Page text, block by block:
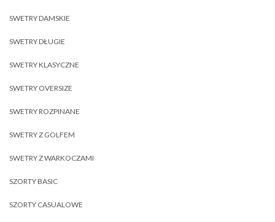
SWETRY DAMSKIE
SWETRY DŁUGIE
SWETRY KLASYCZNE
SWETRY OVERSIZE
SWETRY ROZPINANE
SWETRY Z GOLFEM
SWETRY Z WARKOCZAMI
SZORTY BASIC
SZORTY CASUALOWE